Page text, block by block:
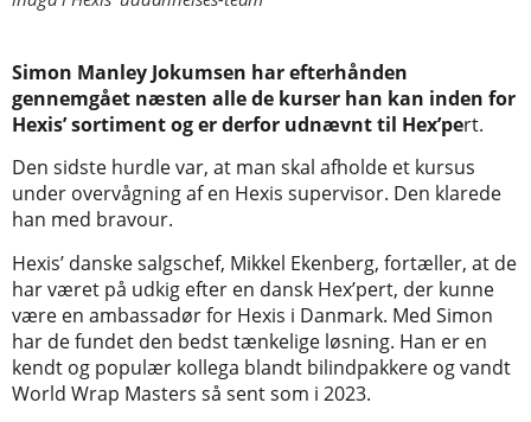
Simon Manley Jokumsen har efterhånden
gennemgået næsten alle de kurser han kan inden for
Hexis’ sortiment og er derfor udnævnt til Hex’pert.
Den sidste hurdle var, at man skal afholde et kursus
under overvågning af en Hexis supervisor. Den klarede
han med bravour.
Hexis’ danske salgschef, Mikkel Ekenberg, fortæller, at de
har været på udkig efter en dansk Hex’pert, der kunne
være en ambassadør for Hexis i Danmark. Med Simon
har de fundet den bedst tænkelige løsning. Han er en
kendt og populær kollega blandt bilindpakkere og vandt
World Wrap Masters så sent som i 2023.